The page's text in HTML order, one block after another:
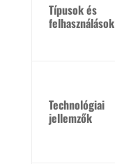
Típusok és
felhasználások
Technológiai
jellemzők